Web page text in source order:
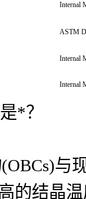
Internal
ASTM
Internal
Internal
*？
与
的结晶